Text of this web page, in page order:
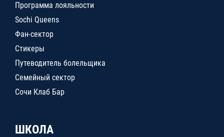
Программа лояльности
Sochi Queens
Фан-сектор
Стикеры
Путеводитель болельщика
Семейный сектор
Сочи Клаб Бар
ШКОЛА